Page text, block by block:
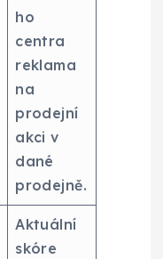
ho
centra
reklama
na
prodejní
akci v
dané
prodejně.
Aktuální
skóre